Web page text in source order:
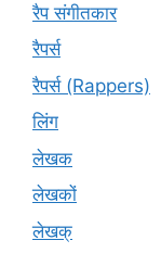
रैप संगीतकार
रैपर्स
रैपर्स (Rappers)
लिंग
लेखक
लेखकों
लेखक्